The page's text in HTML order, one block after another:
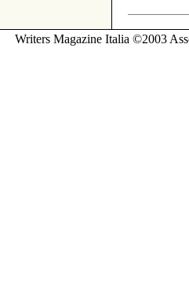
Writers Magazine Italia ©2003